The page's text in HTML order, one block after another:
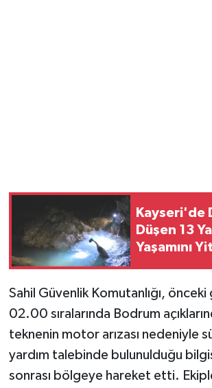
Kayseri'de
Düşen 13
Yaşamını
Sahil Güvenlik Komutanlığı, önceki
02.00 sıralarında Bodrum
teknenin motor arızası nedeniyle
yardım talebinde bulunulduğu
sonrası bölgeye hareket etti.